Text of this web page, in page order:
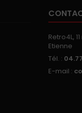
Retro4L,
Etienne
Tél. :
E-mail :